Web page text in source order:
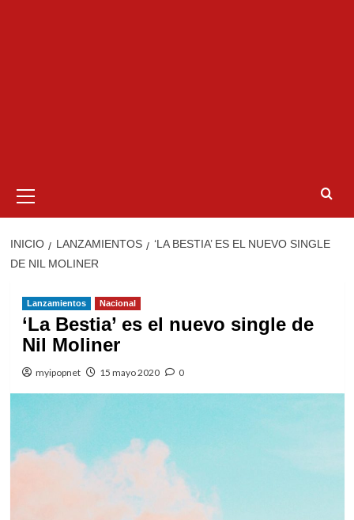
primario
INICIO LANZAMIENTOS
‘LA BESTIA’ ES EL NUEVO SINGLE
DE NIL MOLINER
Lanzamientos Nacional
‘La Bestia’ es el nuevo single de
Nil Moliner
myipopnet 15 mayo 2020 0